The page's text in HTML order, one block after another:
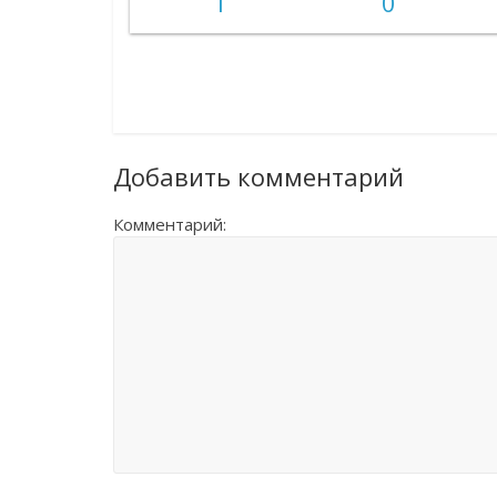
Добавить комментарий
Комментарий: